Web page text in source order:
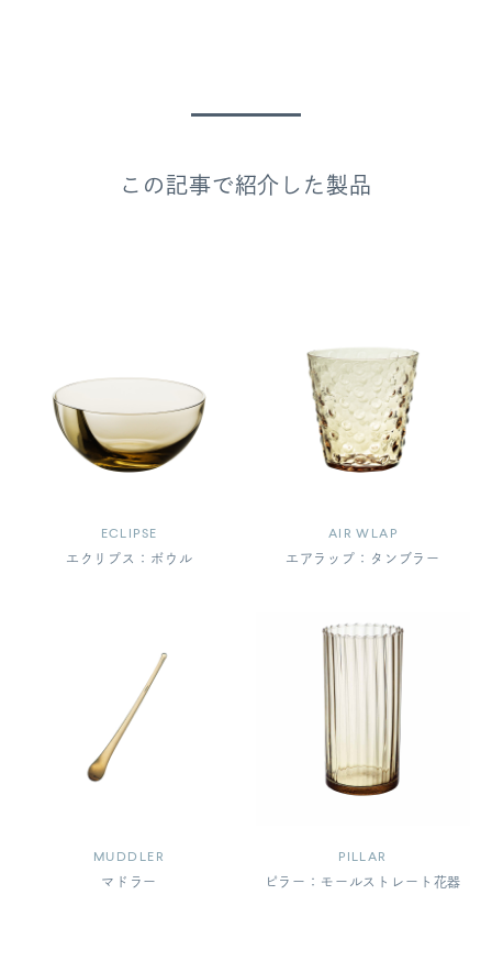
この記事で紹介した製品
ECLIPSE
エクリプス：ボウル
AIR WLAP
エアラップ：タンブラー
MUDDLER
マドラー
PILLAR
ピラー：モールストレート花器